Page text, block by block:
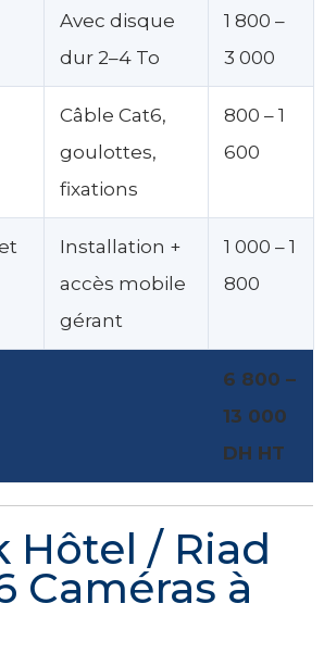
Avec disque
dur 2–4 To
1 800 –
3 000
Câble Cat6,
goulottes,
fixations
800 – 1
600
Installation +
accès mobile
gérant
1 000 – 1
800
6 800 –
13 000
DH HT
Hôtel / Riad
Caméras à